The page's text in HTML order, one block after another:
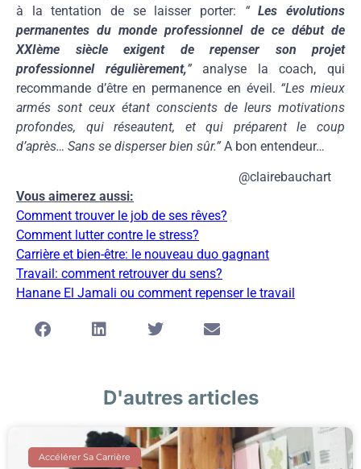
à la tentation de se laisser porter: “Les évolutions
permanentes du monde professionnel de ce début de
XXIème siècle exigent de repenser son projet
professionnel régulièrement,” analyse la coach, qui
recommande d’être en permanence en éveil. “Les mieux
armés sont ceux étant conscients de leurs motivations
profondes, qui réseautent, et qui préparent le coup
d’après… Sans se disperser bien sûr.” A bon entendeur…
@clairebauchart
Vous aimerez aussi:
Comment trouver le job de ses rêves?
Comment lutter contre le stress?
Carrière et bien-être: le nouveau duo gagnant
Travail: comment retrouver du sens?
Hanane El Jamali ou comment repenser le travail
D'autres articles
Accélérer Sa Carrière